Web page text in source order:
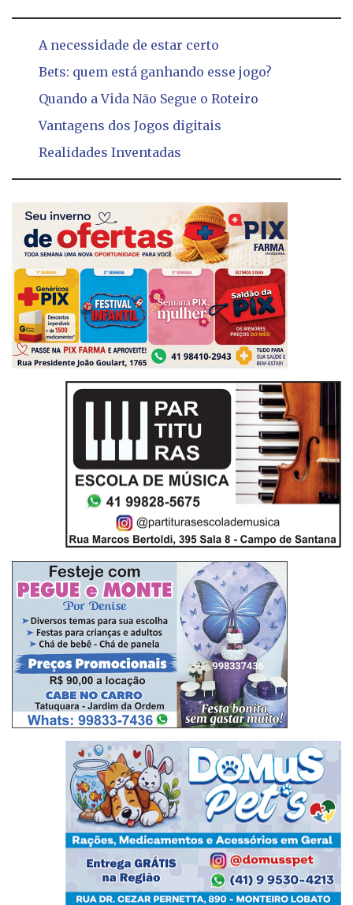
A necessidade de estar certo
Bets: quem está ganhando esse jogo?
Quando a Vida Não Segue o Roteiro
Vantagens dos Jogos digitais
Realidades Inventadas